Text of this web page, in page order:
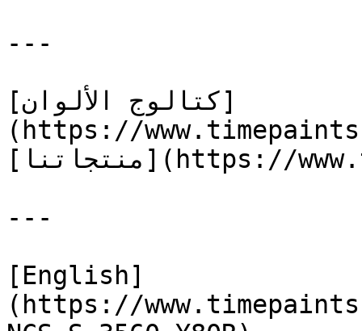
---
[كتالوج الألوان]
(https://
[منتجاتنا](https://www.timepaints.com/ar/products)
---
[English]
(https://